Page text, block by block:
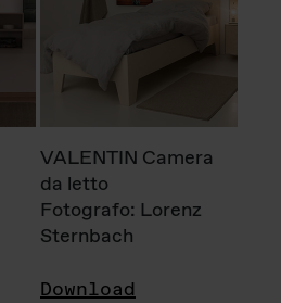
VALENTIN Camera
da letto
Fotografo: Lorenz
Sternbach
Download